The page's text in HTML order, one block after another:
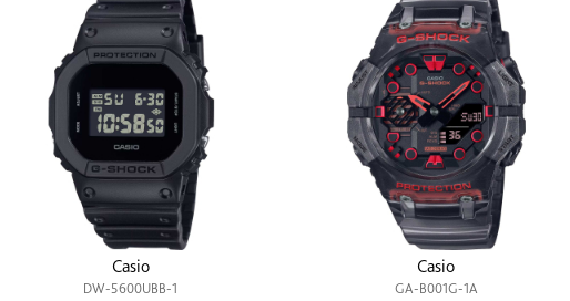
Casio
DW-5600UBB-1
Casio
GA-B001G-1A